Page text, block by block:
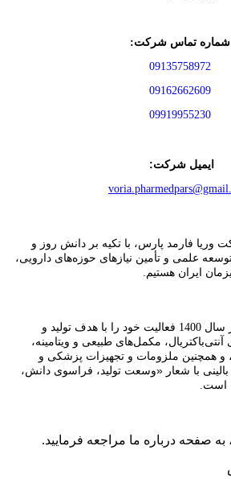
شماره تماس شرکت:
09135758972
09162662609
09919955230
ایمیل شرکت:
وریا فارمد پارس، با تکیه بر دانش روز و
علمی و تأمین نیازهای حوزه‌های دارویی،
ایران هستیم.
شرکت وریا فارمد پارس از سال 1400 فعالیت خود را با هدف تولید و
مکمل‌های طبیعی و ویتامینه،
و همچنین ملزومات و تجهیزات پزشکی و
با شعار «وسعت تولید، فراسوی دانش،
است.
به صفحه درباره ما مراجعه فرمایید.